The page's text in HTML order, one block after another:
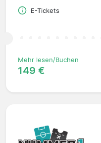
E-Tickets
Mehr lesen/Buchen
149 €